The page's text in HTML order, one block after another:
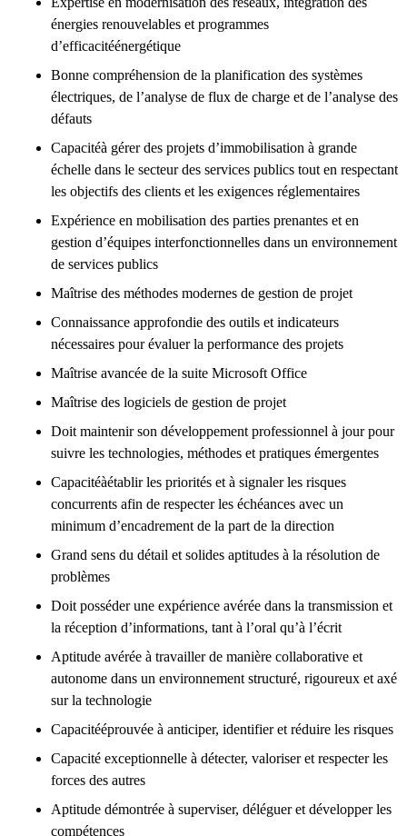
énergies renouvelables et programmes
d’efficacitéénergétique
Bonne compréhension de la planification des systèmes
électriques, de l’analyse de flux de charge et de l’analyse des
défauts
Capacitéà gérer des projets d’immobilisation à grande
échelle dans le secteur des services publics tout en respectant
les objectifs des clients et les exigences réglementaires
Expérience en mobilisation des parties prenantes et en
gestion d’équipes interfonctionnelles dans un environnement
de services publics
Maîtrise des méthodes modernes de gestion de projet
Connaissance approfondie des outils et indicateurs
nécessaires pour évaluer la performance des projets
Maîtrise avancée de la suite Microsoft Office
Maîtrise des logiciels de gestion de projet
Doit maintenir son développement professionnel à jour pour
suivre les technologies, méthodes et pratiques émergentes
Capacitéàétablir les priorités et à signaler les risques
concurrents afin de respecter les échéances avec un
minimum d’encadrement de la part de la direction
Grand sens du détail et solides aptitudes à la résolution de
problèmes
Doit posséder une expérience avérée dans la transmission et
la réception d’informations, tant à l’oral qu’à l’écrit
Aptitude avérée à travailler de manière collaborative et
autonome dans un environnement structuré, rigoureux et axé
sur la technologie
Capacitééprouvée à anticiper, identifier et réduire les risques
Capacité exceptionnelle à détecter, valoriser et respecter les
forces des autres
Aptitude démontrée à superviser, déléguer et développer les
compétences